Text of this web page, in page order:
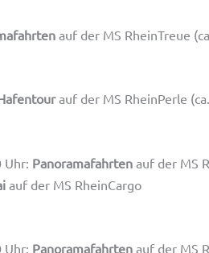
auf der MS RheinTreue
auf der MS RheinPerle
Uhr: Panoramafahrten auf der MS
auf der MS RheinCargo
Uhr: Panoramafahrten auf der MS